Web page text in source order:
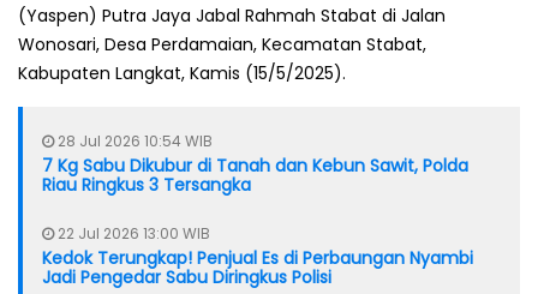
(Yaspen) Putra Jaya Jabal Rahmah Stabat di Jalan
Wonosari, Desa Perdamaian, Kecamatan Stabat,
Kabupaten Langkat, Kamis (15/5/2025).
28 Jul 2026 10:54 WIB
7 Kg Sabu Dikubur di Tanah dan Kebun Sawit, Polda
Riau Ringkus 3 Tersangka
22 Jul 2026 13:00 WIB
Kedok Terungkap! Penjual Es di Perbaungan Nyambi
Jadi Pengedar Sabu Diringkus Polisi